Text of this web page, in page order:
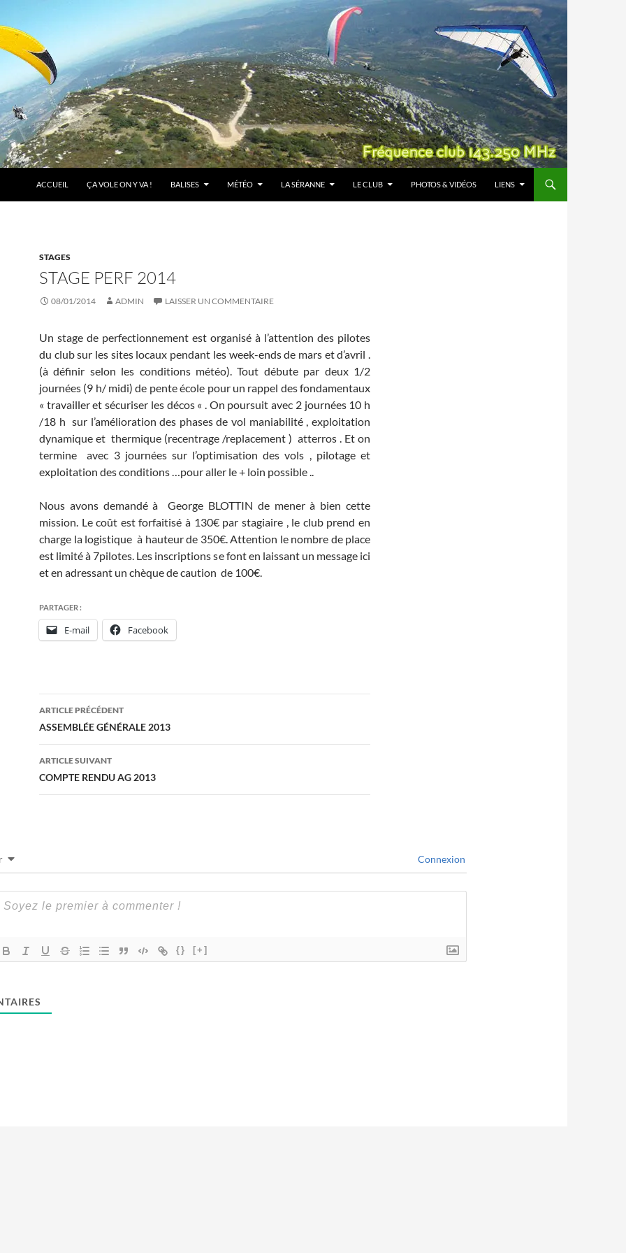
ACCUEIL ÇA VOLE ON Y VA ! BALISES MÉTÉO LA SÉRANNE LE CLUB PHOTOS & VIDÉOS LIENS
STAGES
STAGE PERF 2014
08/01/2014 ADMIN LAISSER UN COMMENTAIRE
Un stage de perfectionnement est organisé à l’attention des pilotes
du club sur les sites locaux pendant les week-ends de mars et d’avril .
(à définir selon les conditions météo). Tout débute par deux 1/2
journées (9 h/ midi) de pente école pour un rappel des fondamentaux
« travailler et sécuriser les décos « . On poursuit avec 2 journées 10 h
/18 h sur l’amélioration des phases de vol maniabilité , exploitation
dynamique et thermique (recentrage /replacement ) atterros . Et on
termine avec 3 journées sur l’optimisation des vols , pilotage et
exploitation des conditions …pour aller le + loin possible ..
Nous avons demandé à George BLOTTIN de mener à bien cette
mission. Le coût est forfaitisé à 130€ par stagiaire , le club prend en
charge la logistique à hauteur de 350€. Attention le nombre de place
est limité à 7pilotes. Les inscriptions se font en laissant un message ici
et en adressant un chèque de caution de 100€.
PARTAGER :
E-mail Facebook
Navigation
des
articles
ARTICLE PRÉCÉDENT
ASSEMBLÉE GÉNÉRALE 2013
ARTICLE SUIVANT
COMPTE RENDU AG 2013
Connexion
{} [+]